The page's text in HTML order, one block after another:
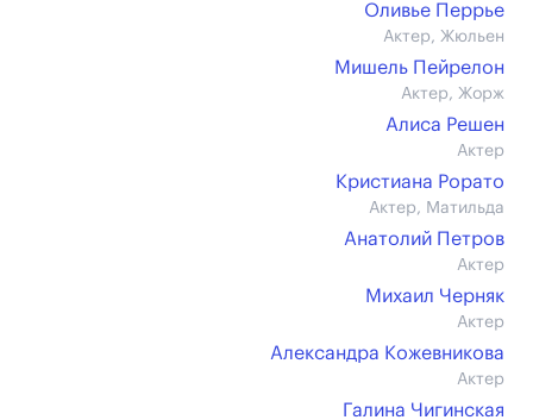
Оливье Перрье
Актер, Жюльен
Мишель Пейрелон
Актер, Жорж
Алиса Решен
Актер
Кристиана Рорато
Актер, Матильда
Анатолий Петров
Актер
Михаил Черняк
Актер
Александра Кожевникова
Актер
Галина Чигинская